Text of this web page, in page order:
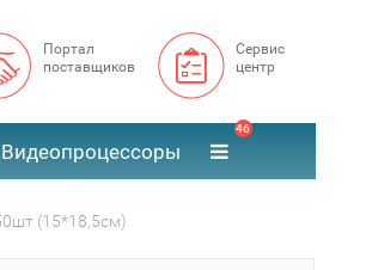
Портал
поставщиков
Сервис
центр
Видеопроцессоры
46
(15*18,5см)